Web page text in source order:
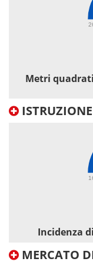
Metri
ISTRUZIONE
Incidenza
MERCATO